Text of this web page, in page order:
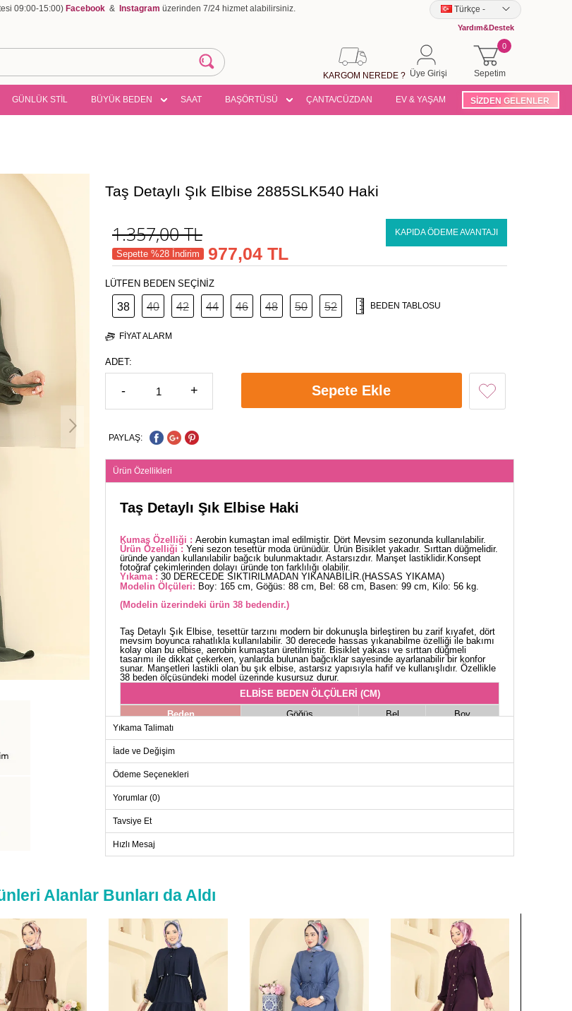
09:00-15:00) Facebook & Instagram üzerinden 7/24 hizmet alabilirsiniz. Türkçe -
Yardım&Destek
Sepetim
0
Üye Girişi
KARGOM NEREDE ?
GÜNLÜK STİL BÜYÜK BEDEN SAAT BAŞÖRTÜSÜ ÇANTA/CÜZDAN EV & YAŞAM SİZDEN GELENLER
Taş Detaylı Şık Elbise 2885SLK540 Haki
1.357,00TL KAPIDA ÖDEME AVANTAJI
Sepette %28 İndirim 977,04 TL
LÜTFEN BEDEN SEÇİNİZ
38 40 42 44 46 48 50 52 BEDEN TABLOSU
FIYAT ALARM
ADET:
- + Sepete Ekle
PAYLAŞ:
Ürün Özellikleri
Taş Detaylı Şık Elbise Haki
Kumaş Özelliği : Aerobin kumaştan imal edilmiştir. Dört Mevsim sezonunda kullanılabilir.
Ürün Özelliği : Yeni sezon tesettür moda ürünüdür. Ürün Bisiklet yakadır. Sırttan düğmelidir.
üründe yandan kullanılabilir bağcık bulunmaktadır. Astarsızdır. Manşet lastiklidir.Konsept
fotoğraf çekimlerinden dolayı üründe ton farklılığı olabilir.
Yıkama : 30 DERECEDE SIKTIRILMADAN YIKANABİLİR.(HASSAS YIKAMA)
Modelin Ölçüleri: Boy: 165 cm, Göğüs: 88 cm, Bel: 68 cm, Basen: 99 cm, Kilo: 56 kg.
(Modelin üzerindeki ürün 38 bedendir.)
Taş Detaylı Şık Elbise, tesettür tarzını modern bir dokunuşla birleştiren bu zarif kıyafet, dört
mevsim boyunca rahatlıkla kullanılabilir. 30 derecede hassas yıkanabilme özelliği ile bakımı
kolay olan bu elbise, aerobin kumaştan üretilmiştir. Bisiklet yakası ve sırttan düğmeli
tasarımı ile dikkat çekerken, yanlarda bulunan bağcıklar sayesinde ayarlanabilir bir konfor
sunar. Manşetleri lastikli olan bu şık elbise, astarsız yapısıyla hafif ve kullanışlıdır. Özellikle
38 beden ölçüsündeki model üzerinde kusursuz durur.
ELBİSE BEDEN ÖLÇÜLERİ (CM)
Beden
Göğüs Bel
Boy
42
44
112 98
141
Yıkama Talimatı
İade ve Değişim
Ödeme Seçenekleri
Yorumlar (0)
Tavsiye Et
Hızlı Mesaj
Alanlar Bunları da Aldı